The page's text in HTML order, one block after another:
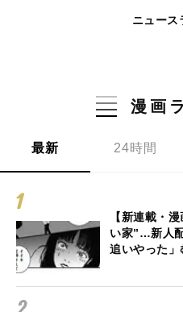
ニュース
漫画
最新 24時間
【新連載・
い家”…新人
追いやった」